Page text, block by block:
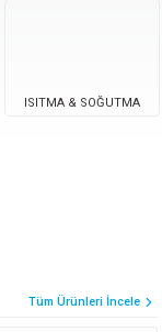
ISITMA & SOĞUTMA
Tüm Ürünleri İncele